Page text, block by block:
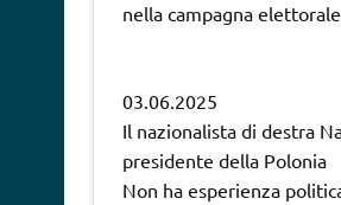
nella campagna
03.06.2025
Il nazionalista di destra
presidente della Polonia
Non ha esperienza